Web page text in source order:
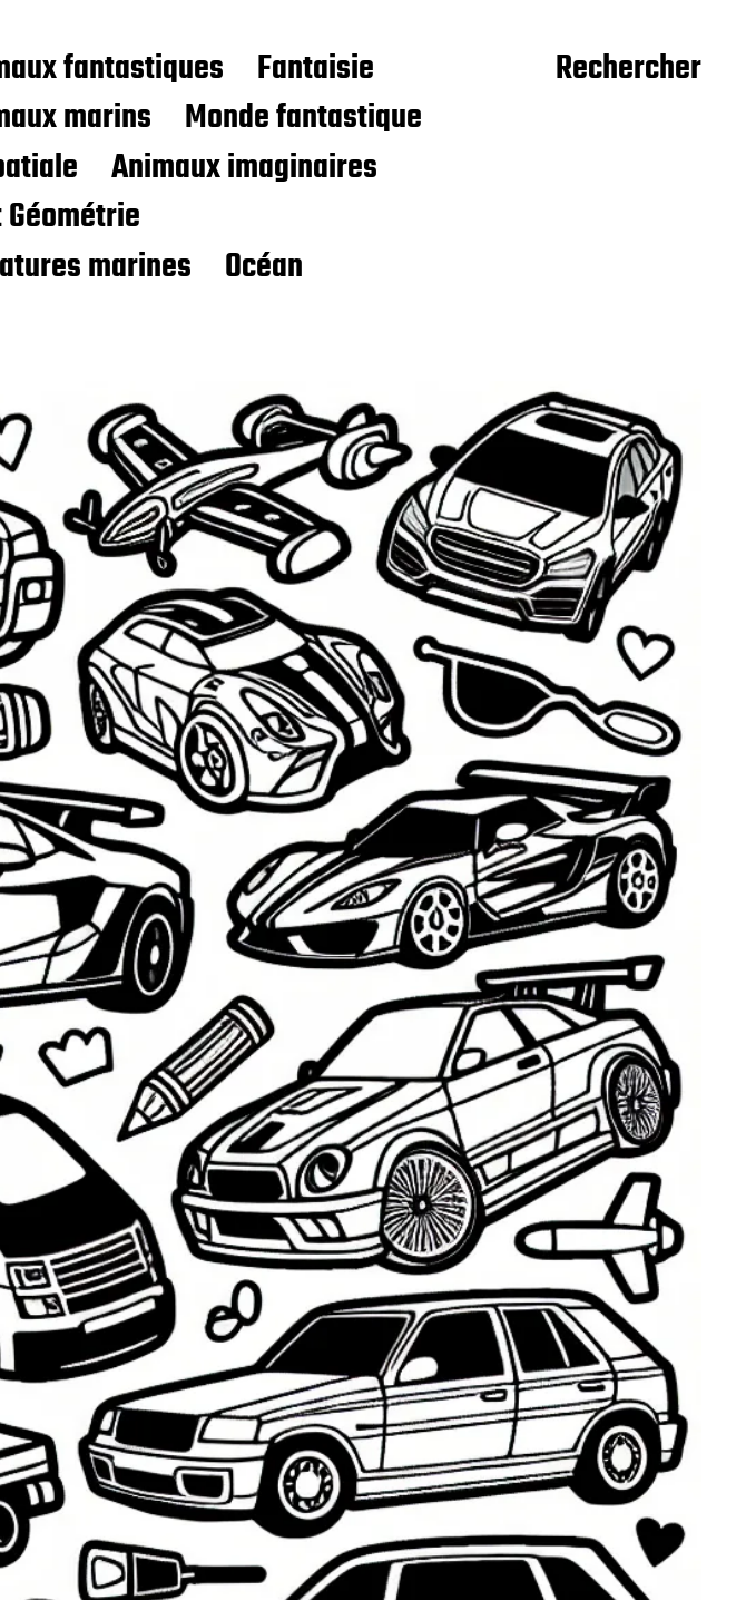
fantastiques
Fantaisie
marins
Monde fantastique
Animaux imaginaires
marines
Océan
Rechercher